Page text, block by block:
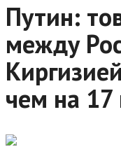
Путин:
между
чем на 17